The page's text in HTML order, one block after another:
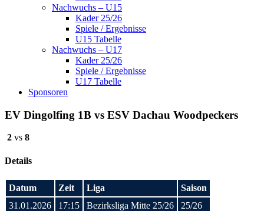
Nachwuchs – U15
Kader 25/26
Spiele / Ergebnisse
U15 Tabelle
Nachwuchs – U17
Kader 25/26
Spiele / Ergebnisse
U17 Tabelle
Sponsoren
EV Dingolfing 1B vs ESV Dachau Woodpeckers
2 vs 8
Details
Datum Zeit Liga
Saison
31.01.2026
17:15 Bezirksliga Mitte 25/26 25/26